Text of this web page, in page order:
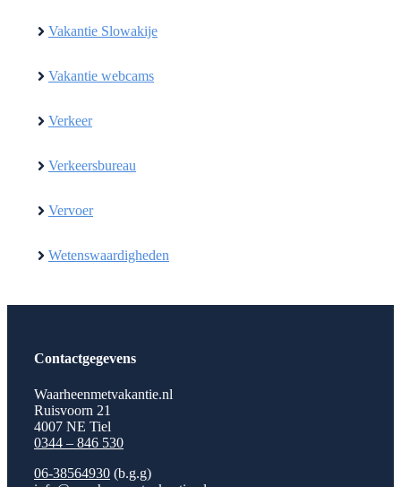
Vakantie Slowakije
Vakantie webcams
Verkeer
Verkeersbureau
Vervoer
Wetenswaardigheden
Contactgegevens
Waarheenmetvakantie.nl
Ruisvoorn 21
4007 NE Tiel
0344 – 846 530
06-38564930 (b.g.g)